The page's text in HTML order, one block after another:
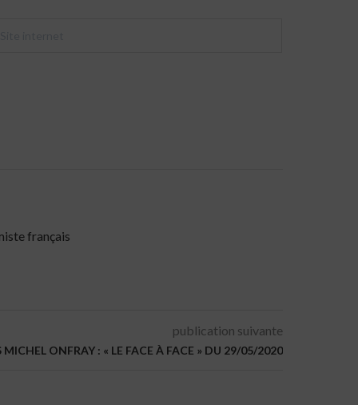
français
publication suivante
ONFRAY : « LE FACE À FACE » DU 29/05/2020